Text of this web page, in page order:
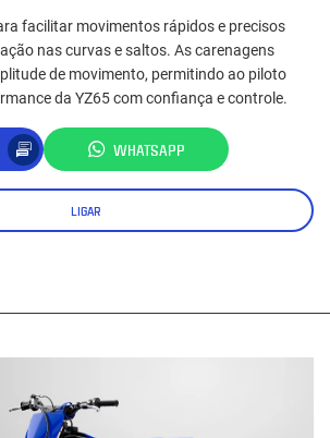
facilitar movimentos rápidos e precisos
nas curvas e saltos. As carenagens
de movimento, permitindo ao piloto
da YZ65 com confiança e controle.
WHATSAPP
LIGAR